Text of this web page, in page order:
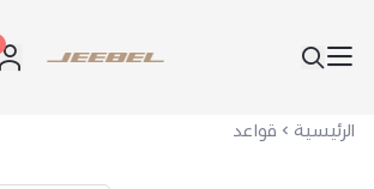
الرئيسية قواعد